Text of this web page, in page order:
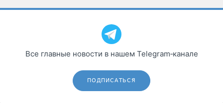
Все главные новости в нашем Telegram‑канале
ПОДПИСАТЬСЯ